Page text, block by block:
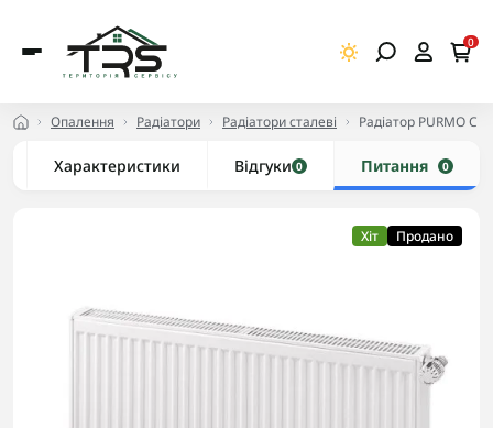
0
Опалення Радіатори Радіатори сталеві Радіатор PURMO C
Характеристики Відгуки 0 Питання 0
Хіт Продано